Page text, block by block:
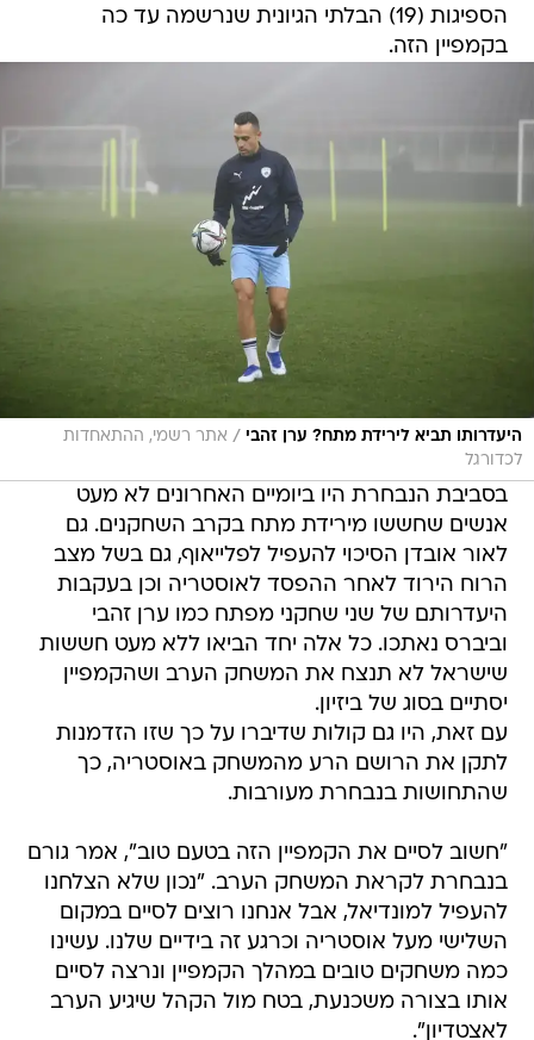
הספיגות (19) הבלתי הגיונית שנרשמה עד כה
בקמפיין הזה.
היעדרותו תביא לירידת מתח? ערן זהבי / אתר רשמי, ההתאחדות
לכדורגל
בסביבת הנבחרת היו ביומיים האחרונים לא מעט
אנשים שחששו מירידת מתח בקרב השחקנים. גם
לאור אובדן הסיכוי להעפיל לפלייאוף, גם בשל מצב
הרוח הירוד לאחר ההפסד לאוסטריה וכן בעקבות
היעדרותם של שני שחקני מפתח כמו ערן זהבי
וביברס נאתכו. כל אלה יחד הביאו ללא מעט חששות
שישראל לא תנצח את המשחק הערב ושהקמפיין
יסתיים בסוג של ביזיון.
עם זאת, היו גם קולות שדיברו על כך שזו הזדמנות
לתקן את הרושם הרע מהמשחק באוסטריה, כך
שהתחושות בנבחרת מעורבות.
"חשוב לסיים את הקמפיין הזה בטעם טוב", אמר גורם
בנבחרת לקראת המשחק הערב. "נכון שלא הצלחנו
להעפיל למונדיאל, אבל אנחנו רוצים לסיים במקום
השלישי מעל אוסטריה וכרגע זה בידיים שלנו. עשינו
כמה משחקים טובים במהלך הקמפיין ונרצה לסיים
אותו בצורה משכנעת, בטח מול הקהל שיגיע הערב
לאצטדיון".